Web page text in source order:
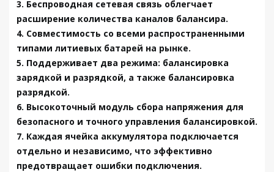
3. Беспроводная сетевая связь облегчает
расширение количества каналов балансира.
4. Совместимость со всеми распространенными
типами литиевых батарей на рынке.
5. Поддерживает два режима: балансировка
зарядкой и разрядкой, а также балансировка
разрядкой.
6. Высокоточный модуль сбора напряжения для
безопасного и точного управления балансировкой.
7. Каждая ячейка аккумулятора подключается
отдельно и независимо, что эффективно
предотвращает ошибки подключения.